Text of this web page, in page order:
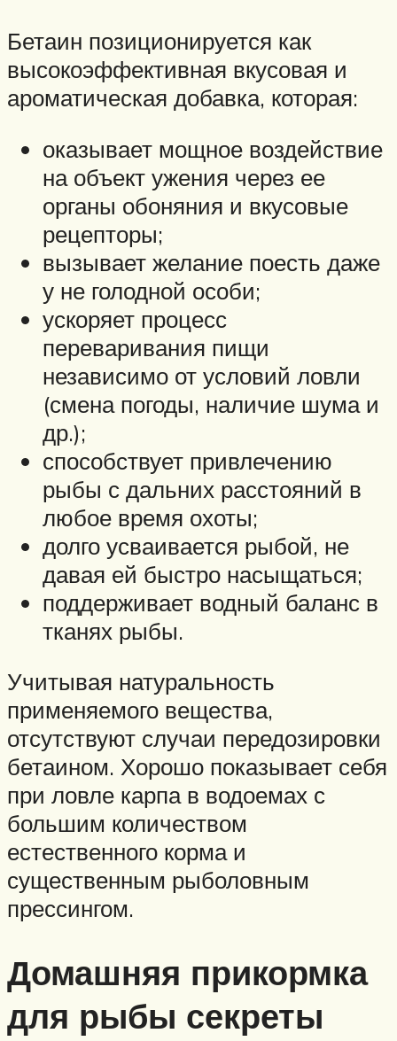
Бетаин позиционируется как
высокоэффективная вкусовая и
ароматическая добавка, которая:
оказывает мощное воздействие
на объект ужения через ее
органы обоняния и вкусовые
рецепторы;
вызывает желание поесть даже
у не голодной особи;
ускоряет процесс
переваривания пищи
независимо от условий ловли
(смена погоды, наличие шума и
др.);
способствует привлечению
рыбы с дальних расстояний в
любое время охоты;
долго усваивается рыбой, не
давая ей быстро насыщаться;
поддерживает водный баланс в
тканях рыбы.
Учитывая натуральность
применяемого вещества,
отсутствуют случаи передозировки
бетаином. Хорошо показывает себя
при ловле карпа в водоемах с
большим количеством
естественного корма и
существенным рыболовным
прессингом.
Домашняя прикормка
для рыбы секреты